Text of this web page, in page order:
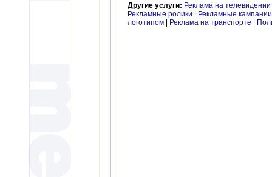
Другие услуги: Реклама на телевидении
Рекламные ролики | Рекламные кампании
логотипом | Реклама на транспорте |